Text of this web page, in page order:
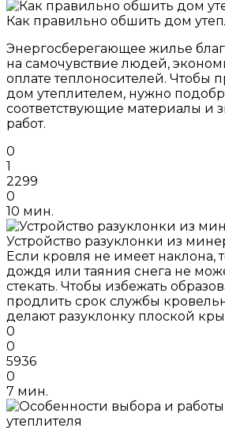
Как правильно обшить дом
Энергосберегающее жилье
на самочувствие людей,
оплате теплоносителей. Чтобы
дом утеплителем, нужно
соответствующие материалы и
работ.
0
1
2299
0
10 мин.
Устройство разуклонки из
Если кровля не имеет наклона,
дождя или таяния снега не
стекать. Чтобы избежать
продлить срок службы
делают разуклонку плоской
0
0
5936
0
7 мин.